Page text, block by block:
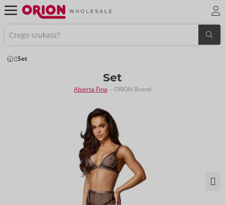
Set
Set
Abierta Fina - ORION Brand